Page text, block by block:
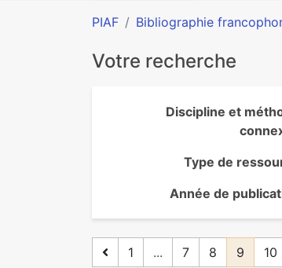
PIAF Bibliographie
Votre recherche
Discipline et
Type de
Année de
1 ... 7 8 9 10